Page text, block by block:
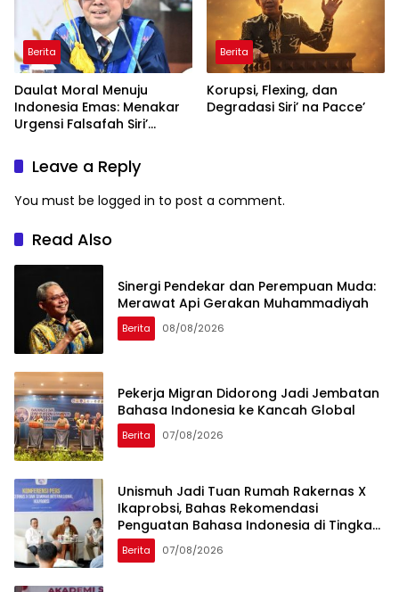
Berita
Daulat Moral Menuju
Indonesia Emas: Menakar
Urgensi Falsafah Siri’
Ancaman Kleptokrasi
Berita
Korupsi, Flexing, dan
Degradasi Siri’ na Pacce’
Leave a Reply
You must be logged in to post a comment.
Read Also
Sinergi Pendekar dan Perempuan Muda:
Merawat Api Gerakan Muhammadiyah
Berita 08/08/2026
Pekerja Migran Didorong Jadi Jembatan
Bahasa Indonesia ke Kancah Global
Berita 07/08/2026
Unismuh Jadi Tuan Rumah Rakernas X
Ikaprobsi, Bahas Rekomendasi
Penguatan Bahasa Indonesia di Tingkat
Global
Berita 07/08/2026